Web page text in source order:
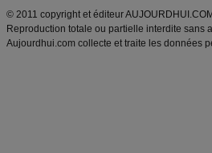
© 2011 copyright et éditeur
Reproduction totale ou partielle interdite sans
Aujourdhui.com collecte et traite les données